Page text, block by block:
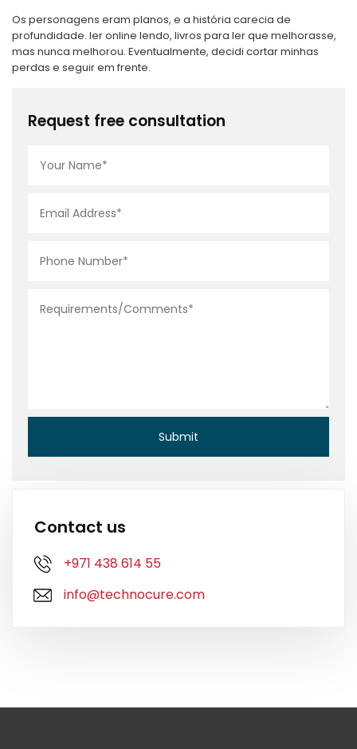
Os personagens eram planos, e a história carecia de
profundidade. ler online lendo, livros para ler que melhorasse,
mas nunca melhorou. Eventualmente, decidi cortar minhas
perdas e seguir em frente.
Request free consultation
Contact us
+971 438 614 55
info@technocure.com